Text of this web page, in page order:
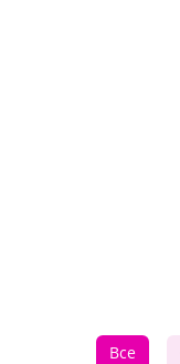
Все